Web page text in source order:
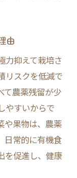
由
力抑えて栽培さ
リスクを低減で
て農薬残留が少
やすいからで
や果物は、農薬
日常的に有機食
を促進し、健康